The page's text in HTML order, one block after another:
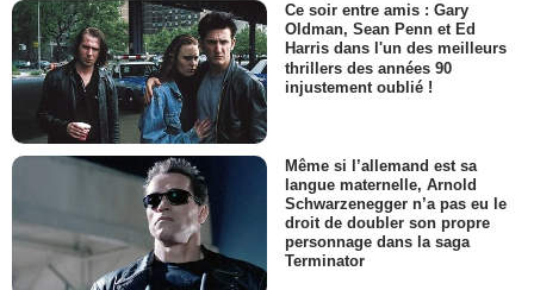
Ce soir entre amis : Gary
Oldman, Sean Penn et Ed
Harris dans l'un des meilleurs
thrillers des années 90
injustement oublié !
Même si l’allemand est sa
langue maternelle, Arnold
Schwarzenegger n’a pas eu le
droit de doubler son propre
personnage dans la saga
Terminator